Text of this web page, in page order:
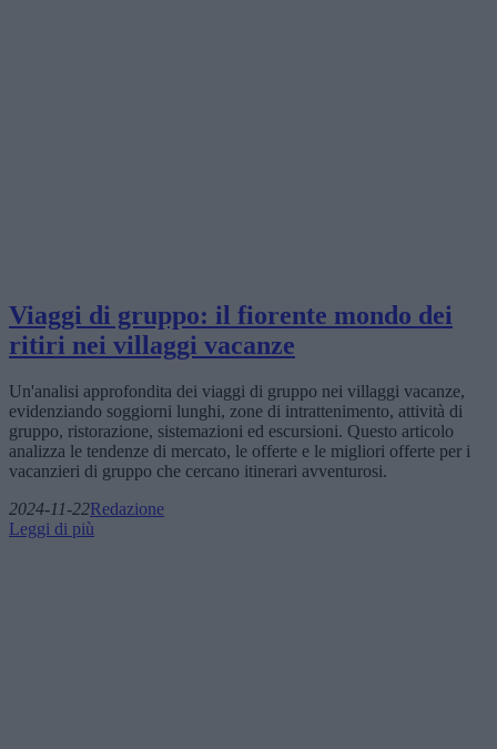
Viaggi di gruppo: il fiorente mondo dei
ritiri nei villaggi vacanze
Un'analisi approfondita dei viaggi di gruppo nei villaggi vacanze,
evidenziando soggiorni lunghi, zone di intrattenimento, attività di
gruppo, ristorazione, sistemazioni ed escursioni. Questo articolo
analizza le tendenze di mercato, le offerte e le migliori offerte per i
vacanzieri di gruppo che cercano itinerari avventurosi.
2024-11-22Redazione
Leggi di più